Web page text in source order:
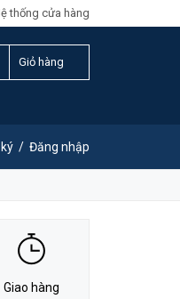
thống cửa hàng
Giỏ hàng
/ Đăng nhập
Giao hàng